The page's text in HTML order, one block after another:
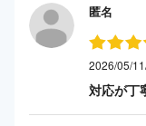
匿名
2026/05/
対応が丁